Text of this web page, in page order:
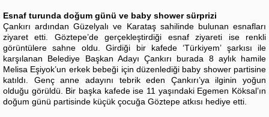
Esnaf turunda doğum günü ve baby shower sürprizi
Çankırı ardından Güzelyalı ve Karataş sahilinde bulunan esnafları
ziyaret etti. Göztepe’de gerçekleştirdiği esnaf ziyareti ise renkli
görüntülere sahne oldu. Girdiği bir kafede ‘Türkiyem’ şarkısı ile
karşılanan Belediye Başkan Adayı Çankırı burada 8 aylık hamile
Melisa Eşiyok’un erkek bebeği için düzenlediği baby shower partisine
katıldı. Genç anne adayını tebrik eden Çankırı’ya ilginin yoğun
olduğu görüldü. Bir başka kafede ise 11 yaşındaki Egemen Köksal’ın
doğum günü partisinde küçük çocuğa Göztepe atkısı hediye etti.